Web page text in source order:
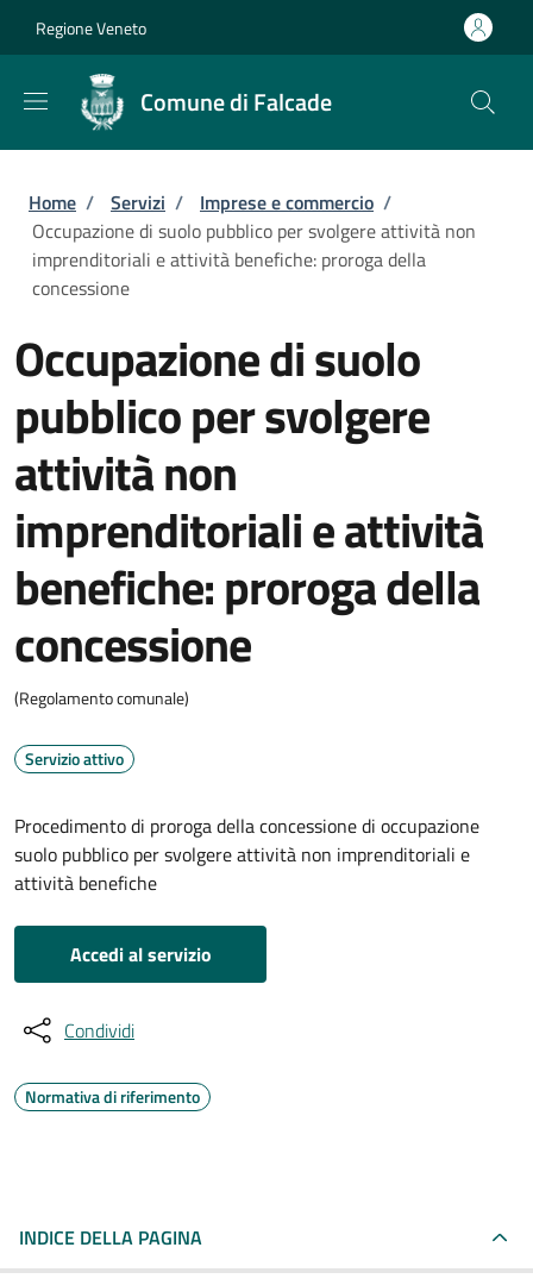
Regione Veneto
Comune di Falcade
Briciole di pane
Home / Servizi / Imprese e commercio /
Occupazione di suolo pubblico per svolgere attività non
imprenditoriali e attività benefiche: proroga della
concessione
Occupazione di suolo
pubblico per svolgere
attività non
imprenditoriali e attività
benefiche: proroga della
concessione
(Regolamento comunale)
Servizio attivo
Procedimento di proroga della concessione di occupazione
suolo pubblico per svolgere attività non imprenditoriali e
attività benefiche
Accedi al servizio
Condividi
Normativa di riferimento
INDICE DELLA PAGINA